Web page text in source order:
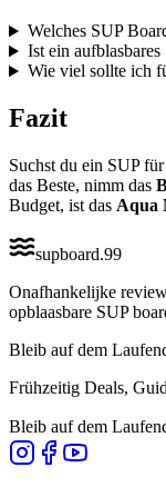
Welches SUP
Ist ein
Wie viel sollte ich
Fazit
Suchst du ein SUP
das Beste, nimm das
Budget, ist das Aqua
supboard.99
Onafhankelijke
opblaasbare SUP
Bleib auf dem
Frühzeitig Deals,
Bleib auf dem